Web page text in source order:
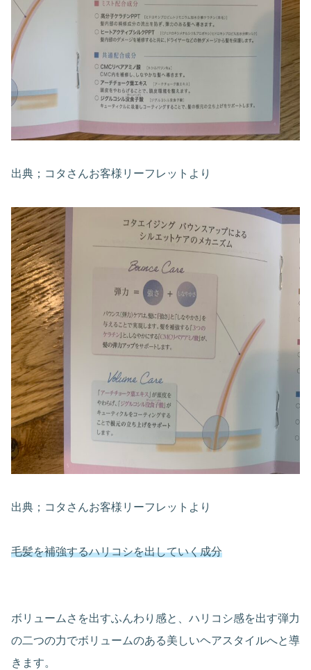
出典；コタさんお客様リーフレットより
出典；コタさんお客様リーフレットより
毛髪を補強するハリコシを出していく成分
ボリュームさを出すふんわり感と、ハリコシ感を出す弾力
の二つの力でボリュームのある美しいヘアスタイルへと導
きます。